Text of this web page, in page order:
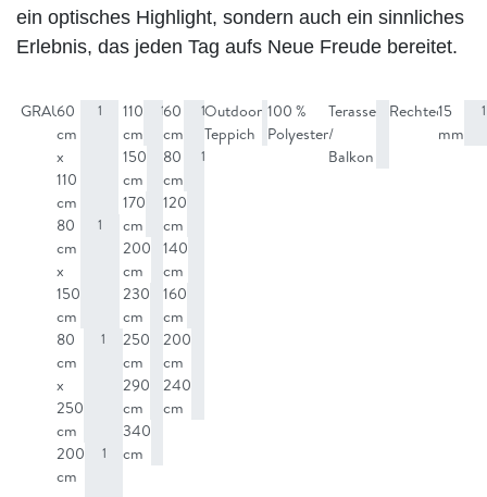
ein optisches Highlight, sondern auch ein sinnliches
Erlebnis, das jeden Tag aufs Neue Freude bereitet.
GRAU60
cm
x
110
cm
1
80
cm
x
150
cm
1
80
cm
x
250
cm
1
200
cm
1
110
cm
1
150
cm
1
170
cm
1
200
cm
1
230
cm
1
250
cm
1
290
cm
1
340
cm
60
cm
1
80
cm
1
120
cm
140
cm
160
cm
200
cm
240
cm
Outdoor
Teppich
1
100 %
Polyester
1
Terasse
/
Balkon
1
Rechteckig 1
15
mm
1